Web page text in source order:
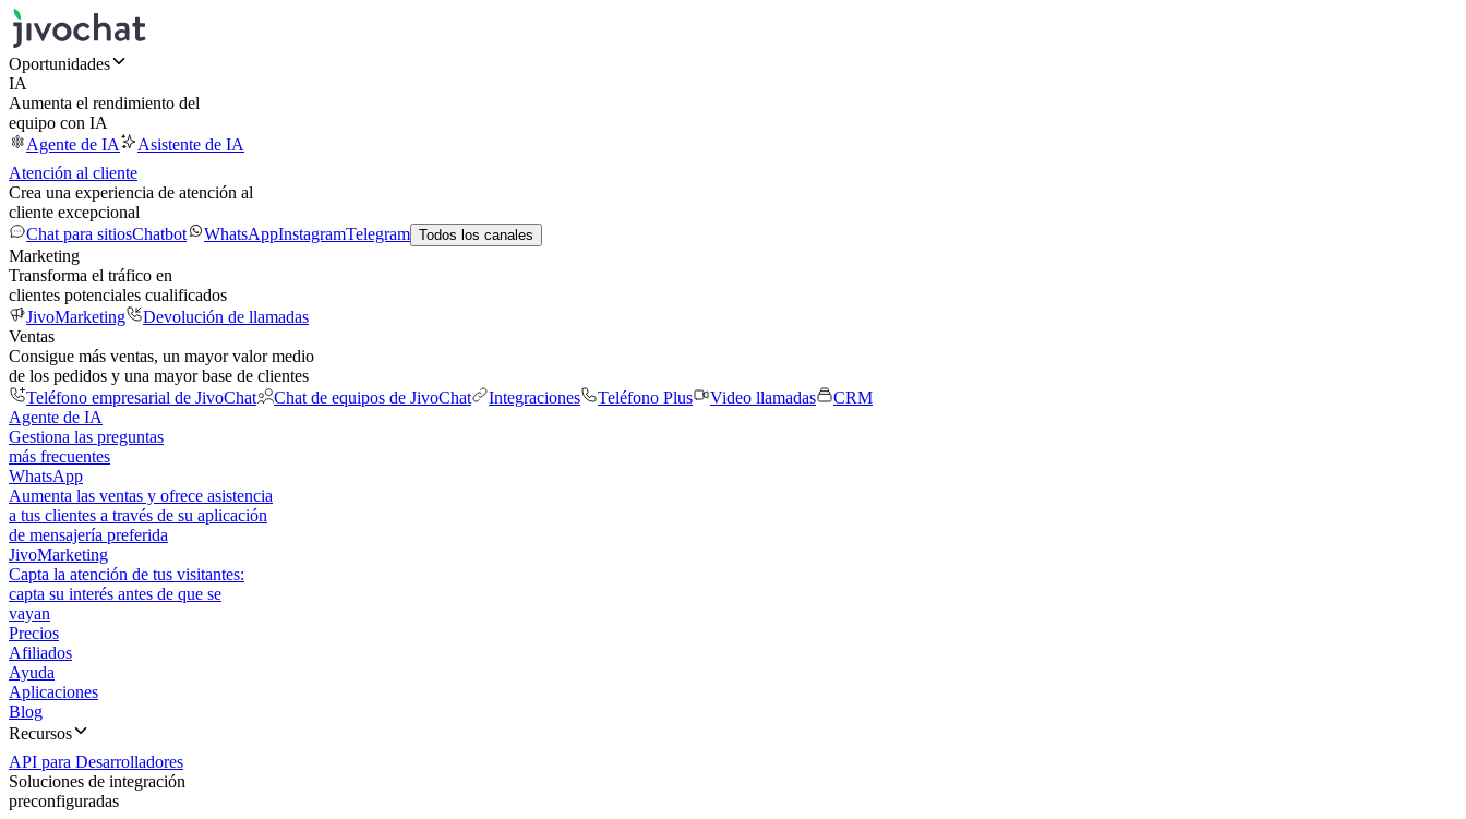
Oportunidades
IA
Aumenta el rendimiento del
equipo con IA
Agente de IA
Asistente de IA
Atención al cliente
Crea una experiencia de atención al
cliente excepcional
Chat para sitiosChatbot WhatsAppInstagramTelegram Todos los canales
Marketing
Transforma el tráfico en
clientes potenciales cualificados
JivoMarketing
Devolución de llamadas
Ventas
Consigue más ventas, un mayor valor medio
de los pedidos y una mayor base de clientes
Teléfono empresarial de JivoChat
Chat de equipos de JivoChat Integraciones Teléfono Plus Video llamadas
CRM
Agente de IA
Gestiona las preguntas
más frecuentes
WhatsApp
Aumenta las ventas y ofrece asistencia
a tus clientes a través de su aplicación
de mensajería preferida
JivoMarketing
Capta la atención de tus visitantes:
capta su interés antes de que se
vayan
Precios
Afiliados
Ayuda
Aplicaciones
Blog
Recursos
API para Desarrolladores
Soluciones de integración
preconfiguradas